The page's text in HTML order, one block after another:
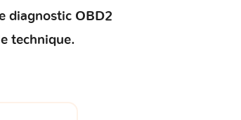
diagnostic OBD2
technique.